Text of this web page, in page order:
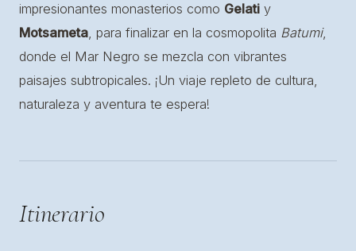
impresionantes monasterios como Gelati y
Motsameta, para finalizar en la cosmopolita Batumi,
donde el Mar Negro se mezcla con vibrantes
paisajes subtropicales. ¡Un viaje repleto de cultura,
naturaleza y aventura te espera!
Itinerario